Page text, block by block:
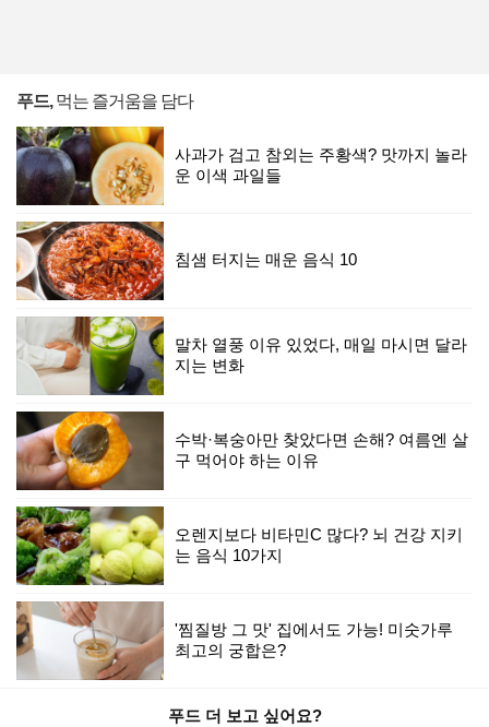
푸드,먹는 즐거움을 담다
사과가 검고 참외는 주황색? 맛까지 놀라
운 이색 과일들
침샘 터지는 매운 음식 10
말차 열풍 이유 있었다, 매일 마시면 달라
지는 변화
수박·복숭아만 찾았다면 손해? 여름엔 살
구 먹어야 하는 이유
오렌지보다 비타민C 많다? 뇌 건강 지키
는 음식 10가지
'찜질방 그 맛' 집에서도 가능! 미숫가루
최고의 궁합은?
푸드 더 보고 싶어요?